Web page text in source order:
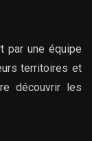
par une équipe
territoires et
découvrir les